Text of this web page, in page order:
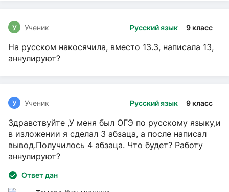
Русский язык 9 класс
У Ученик
На русском накосячила, вместо 13.3, написала 13,
аннулируют?
Русский язык 9 класс
У Ученик
Здравствуйте ,У меня был ОГЭ по русскому языку,и
в изложении я сделал 3 абзаца, а после написал
вывод.Получилось 4 абзаца. Что будет? Работу
аннулируют?
Ответ дан